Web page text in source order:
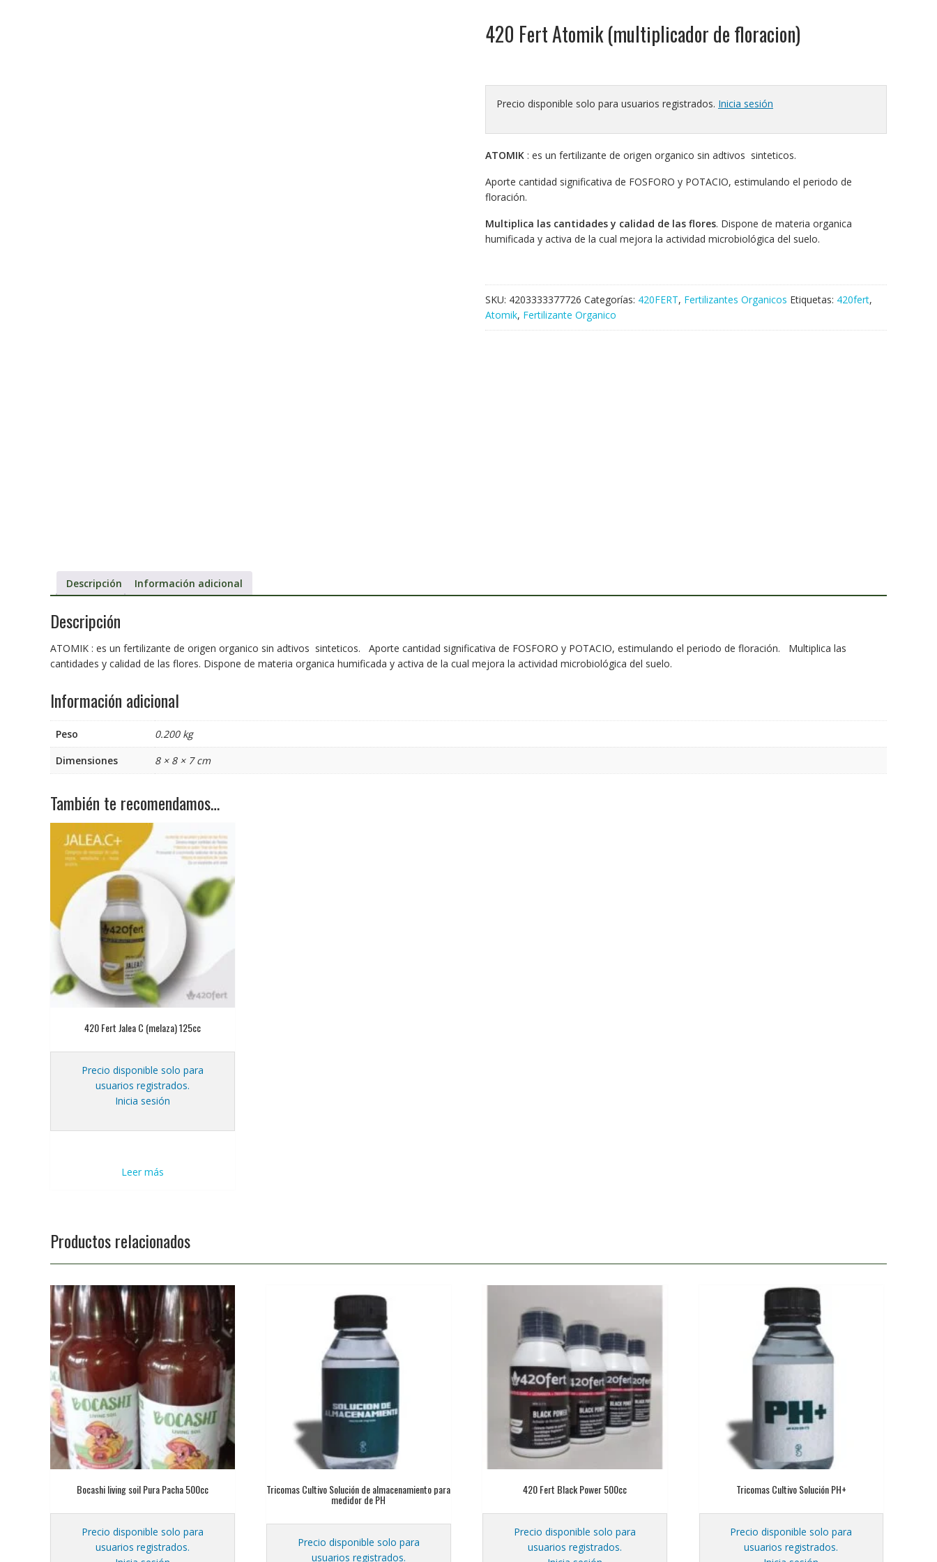
420 Fert Atomik (multiplicador de floracion)
Precio disponible solo para usuarios registrados. Inicia sesión
ATOMIK : es un fertilizante de origen organico sin adtivos sinteticos.
Aporte cantidad significativa de FOSFORO y POTACIO, estimulando el periodo de
floración.
Multiplica las cantidades y calidad de las flores. Dispone de materia organica
humificada y activa de la cual mejora la actividad microbiológica del suelo.
SKU: 4203333377726 Categorías: 420FERT, Fertilizantes Organicos Etiquetas: 420fert,
Atomik, Fertilizante Organico
Descripción Información adicional
Descripción
ATOMIK : es un fertilizante de origen organico sin adtivos sinteticos. Aporte cantidad significativa de FOSFORO y POTACIO, estimulando el periodo de floración. Multiplica las
cantidades y calidad de las flores. Dispone de materia organica humificada y activa de la cual mejora la actividad microbiológica del suelo.
Información adicional
Peso
0.200 kg
Dimensiones
8 × 8 × 7 cm
También te recomendamos…
420 Fert Jalea C (melaza) 125cc
Precio disponible solo para
usuarios registrados.
Inicia sesión
Leer más
Productos relacionados
Bocashi living soil Pura Pacha 500cc
Precio disponible solo para
usuarios registrados.
Tricomas Cultivo Solución de almacenamiento para
medidor de PH
Precio disponible solo para
usuarios registrados.
420 Fert Black Power 500cc
Precio disponible solo para
usuarios registrados.
Tricomas Cultivo Solución PH+
Precio disponible solo para
usuarios registrados.